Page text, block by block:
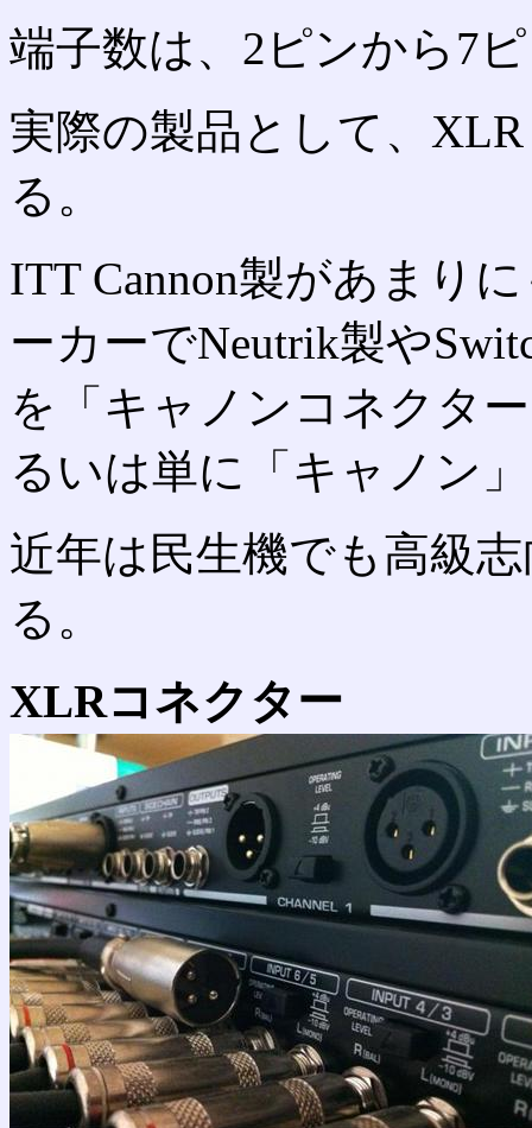
端子数は、2ピンから7
実際の製品として、
る。
ITT Cannon製があまり
ーカーでNeutrik製や
を「キャノンコネクタ
るいは単に「キャノン
近年は民生機でも高級
る。
XLRコネクター